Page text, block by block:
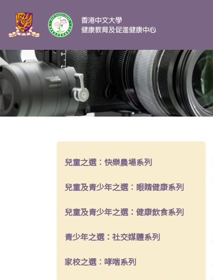
兒童之選︰快樂農場系列
兒童及青少年之選︰眼睛健康系列
兒童及青少年之選：健康飲食系列
青少年之選：社交媒體系列
家校之選︰哮喘系列